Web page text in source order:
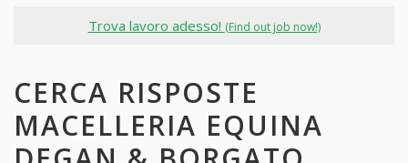
Trova lavoro adesso! (Find out job now!)
CERCA RISPOSTE
MACELLERIA EQUINA